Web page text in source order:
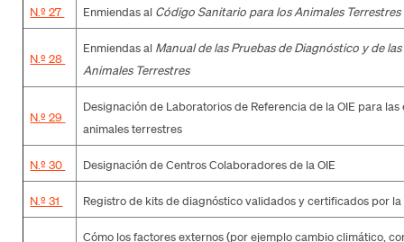
N.º 27 Enmiendas al Código Sanitario para los Animales Terrestres
N.º 28
Enmiendas al Manual de las Pruebas de Diagnóstico y de
Animales Terrestres
N.º 29
Designación de Laboratorios de Referencia de la OIE para
animales terrestres
N.º 30 Designación de Centros Colaboradores de la OIE
N.º 31 Registro de kits de diagnóstico validados y certificados por la
Cómo los factores externos (por ejemplo cambio climático,